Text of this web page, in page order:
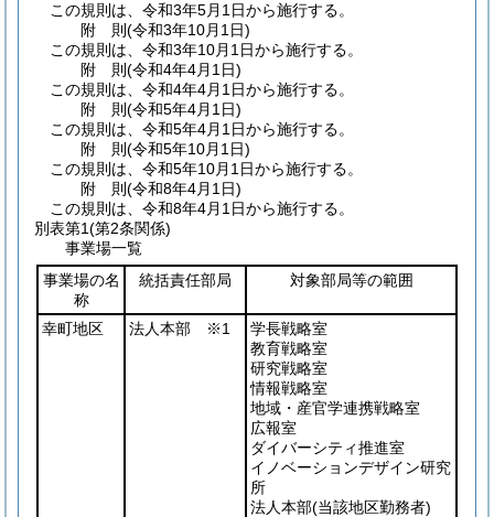
この規則は、令和3年5月1日から施行する。
附 則(令和3年10月1日)
この規則は、令和3年10月1日から施行する。
附 則(令和4年4月1日)
この規則は、令和4年4月1日から施行する。
附 則(令和5年4月1日)
この規則は、令和5年4月1日から施行する。
附 則(令和5年10月1日)
この規則は、令和5年10月1日から施行する。
附 則(令和8年4月1日)
この規則は、令和8年4月1日から施行する。
別表第1(第2条関係)
事業場一覧
事業場の名
称
統括責任部局 対象部局等の範囲
幸町地区 法人本部 ※1
学長戦略室
教育戦略室
研究戦略室
情報戦略室
地域・産官学連携戦略室
広報室
ダイバーシティ推進室
イノベーションデザイン研究
所
法人本部(当該地区勤務者)